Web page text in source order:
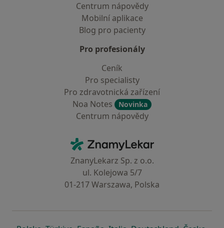
Centrum nápovědy
Mobilní aplikace
Blog pro pacienty
Pro profesionály
Ceník
Pro specialisty
Pro zdravotnická zařízení
Noa Notes
Novinka
Centrum nápovědy
ZnamyLekar - Hlavní stránka
ZnanyLekarz Sp. z o.o.
ul. Kolejowa 5/7
01-217 Warszawa, Polska